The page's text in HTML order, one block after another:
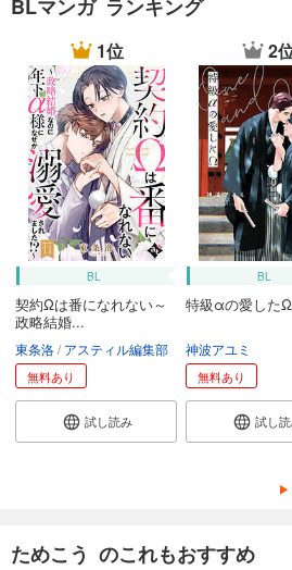
BLマンガ ランキング
1位
BL
契約Ωは番になれない～
政略結婚...
東条洛 アスティル編集部
無料あり
試し読み
2
BL
特級αの愛したΩ
神波アユミ
無料あり
試し
ためこう のこれもおすすめ